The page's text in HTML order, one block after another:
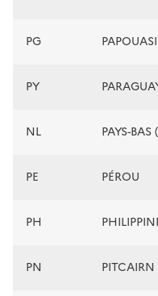
PG
PY
NL PAYS-
PE PÉROU
PH
PN